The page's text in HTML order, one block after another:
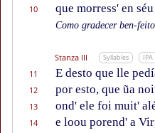
10 que morress' en
Como gradecer ben-feito
Stanza III Syllables IPA
11 E desto que lle
12 por esto, que ũa
13 ond' ele foi muit'
14 e loou porend' a